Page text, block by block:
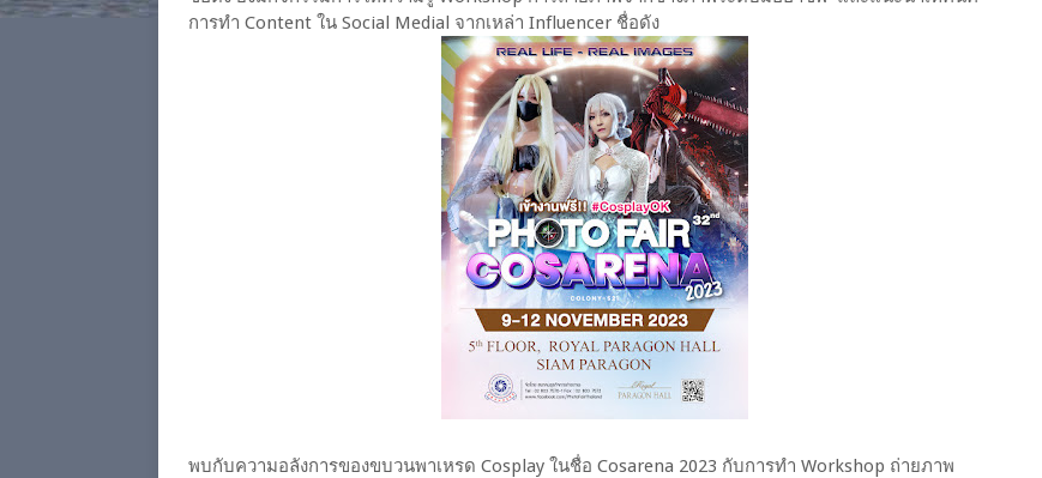
การทำ Content ใน Social Medial จากเหล่า Influencer ชื่อดัง
พบกับความอลังการของขบวนพาเหรด Cosplay ในชื่อ Cosarena 2023 กับการทำ Workshop ถ่ายภาพ